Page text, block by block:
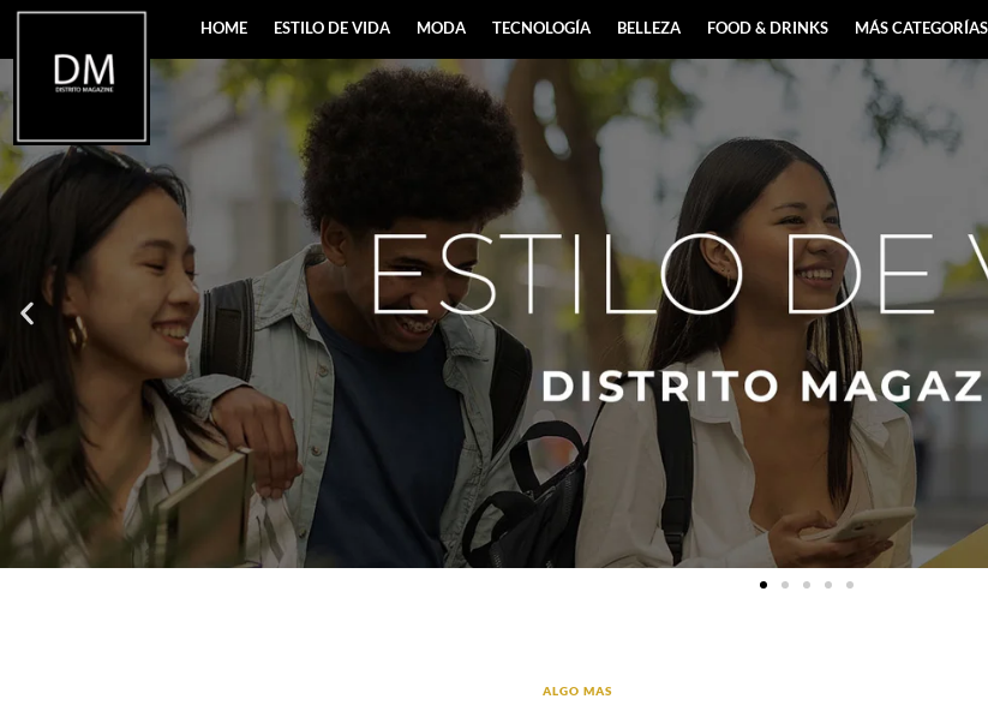
HOME ESTILO DE VIDA MODA TECNOLOGÍA BELLEZA FOOD & DRINKS MÁS CATEGORÍAS
ALGO MAS